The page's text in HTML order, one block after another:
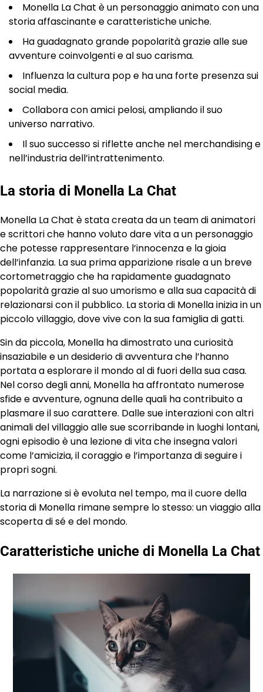
Monella La Chat è un personaggio animato con una
storia affascinante e caratteristiche uniche.
Ha guadagnato grande popolarità grazie alle sue
avventure coinvolgenti e al suo carisma.
Influenza la cultura pop e ha una forte presenza sui
social media.
Collabora con amici pelosi, ampliando il suo
universo narrativo.
Il suo successo si riflette anche nel merchandising e
nell’industria dell’intrattenimento.
La storia di Monella La Chat
Monella La Chat è stata creata da un team di animatori
e scrittori che hanno voluto dare vita a un personaggio
che potesse rappresentare l’innocenza e la gioia
dell’infanzia. La sua prima apparizione risale a un breve
cortometraggio che ha rapidamente guadagnato
popolarità grazie al suo umorismo e alla sua capacità di
relazionarsi con il pubblico. La storia di Monella inizia in un
piccolo villaggio, dove vive con la sua famiglia di gatti.
Sin da piccola, Monella ha dimostrato una curiosità
insaziabile e un desiderio di avventura che l’hanno
portata a esplorare il mondo al di fuori della sua casa.
Nel corso degli anni, Monella ha affrontato numerose
sfide e avventure, ognuna delle quali ha contribuito a
plasmare il suo carattere. Dalle sue interazioni con altri
animali del villaggio alle sue scorribande in luoghi lontani,
ogni episodio è una lezione di vita che insegna valori
come l’amicizia, il coraggio e l’importanza di seguire i
propri sogni.
La narrazione si è evoluta nel tempo, ma il cuore della
storia di Monella rimane sempre lo stesso: un viaggio alla
scoperta di sé e del mondo.
Caratteristiche uniche di Monella La Chat